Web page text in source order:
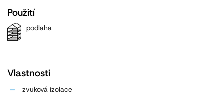
Použití
podlaha
Vlastnosti
zvuková izolace